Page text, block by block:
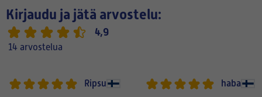
Kirjaudu ja jätä arvostelu:
4,9
14 arvostelua
Ripsu haba